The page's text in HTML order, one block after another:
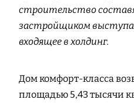
строительство
застройщиком
входящее в холдинг.
Дом комфорт-класса
площадью 5,43 тысячи